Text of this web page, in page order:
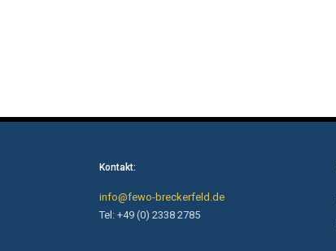
Kontakt:
info@fewo-breckerfeld.de
Tel: +49 (0) 2338 2785